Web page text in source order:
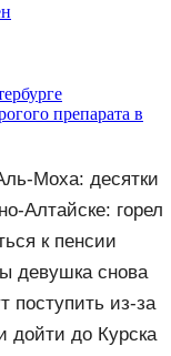
препарата в
Моха: десятки
Алтайске: горел
к пенсии
девушка снова
поступить из-за
дойти до Курска